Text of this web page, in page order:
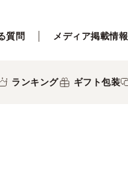
質問 メディア掲載情報
ランキング ギフト包装